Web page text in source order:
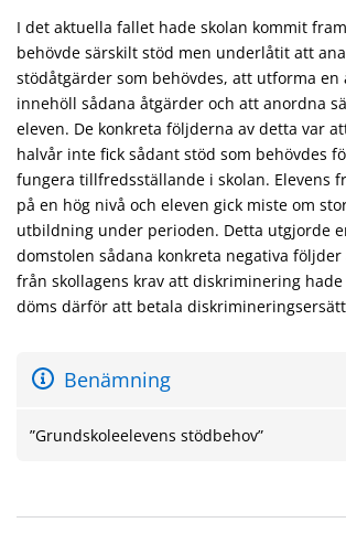
I det aktuella fallet hade skolan kommit
behövde särskilt stöd men underlåtit att
stödåtgärder som behövdes, att utforma en
innehöll sådana åtgärder och att anordna
eleven. De konkreta följderna av detta var
halvår inte fick sådant stöd som behövdes
fungera tillfredsställande i skolan. Elevens
på en hög nivå och eleven gick miste om
utbildning under perioden. Detta utgjorde
domstolen sådana konkreta negativa följder
från skollagens krav att diskriminering
döms därför att betala
Benämning
”Grundskoleelevens stödbehov”